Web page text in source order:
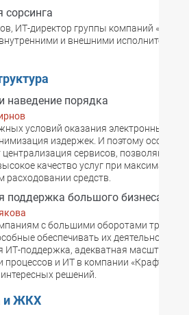
сорсинга
ИТ-директор группы компаний
и внешними исполнителями
наведение порядка
условий оказания электронных
издержек. И поэтому особое
централизация сервисов, позволяющая
качество услуг при максимально
расходовании средств.
поддержка большого бизнеса
с большими оборотами
обеспечивать их деятельность, и
ИТ-поддержка, адекватная масштабам.
процессов и ИТ в компании «Крафт
решений.
и ЖКХ